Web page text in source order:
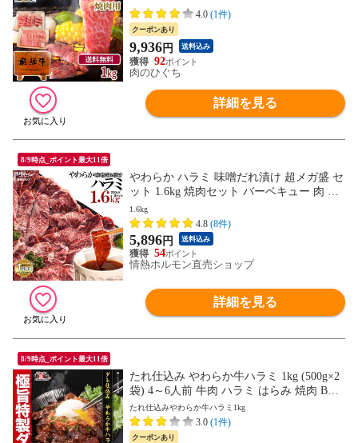
銘柄和牛 国産 BBQ キャンプ メガ盛り
4.0 (1件)
クーポンあり
9,936円 送料込み
92
肉のひぐち
詳細を見る
8/9時点_ポイント最大11倍
やわらか ハラミ 味噌だれ漬け 超メガ盛 セ
ット 1.6kg 焼肉セット バーベキュー 肉 バ
ーベキューセット BBQセット にく 焼肉特
集 (北海道・沖縄配送は別途送料追加)
1.6kg
4.8 (8件)
5,896円 送料込み
54
情熱ホルモン直売ショップ
詳細を見る
8/9時点_ポイント最大11倍
たれ仕込み やわらか牛ハラミ 1kg (500g×2
袋) 4～6人前 牛肉 ハラミ はらみ 焼肉 BBQ
バーベキュー タレ漬け 味付け肉 冷凍 おか
ず お弁当 惣菜 簡単 時短 鉄板焼き
たれ仕込みやわらか牛ハラミ1kg
3.0 (1件)
クーポンあり